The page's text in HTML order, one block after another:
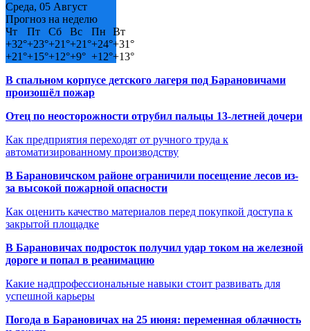
Среда, 05 Август
Прогноз на неделю
Чт
Пт Сб Вс Пн
Вт
+32°+23°+21°+21°+24°+31°
+21°+15°+12°+9° +12°+13°
В спальном корпусе детского лагеря под Барановичами
произошёл пожар
Отец по неосторожности отрубил пальцы 13-летней дочери
Как предприятия переходят от ручного труда к
автоматизированному производству
В Барановичском районе ограничили посещение лесов из-
за высокой пожарной опасности
Как оценить качество материалов перед покупкой доступа к
закрытой площадке
В Барановичах подросток получил удар током на железной
дороге и попал в реанимацию
Какие надпрофессиональные навыки стоит развивать для
успешной карьеры
Погода в Барановичах на 25 июня: переменная облачность